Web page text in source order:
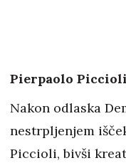
Pierpaolo
Nakon odlaska
nestrpljenjem
Piccioli, bivši